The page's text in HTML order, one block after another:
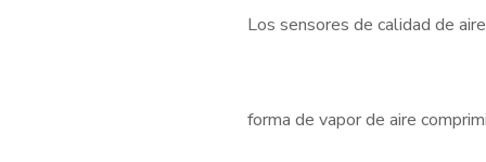
Los sensores de calidad de
forma de vapor de aire